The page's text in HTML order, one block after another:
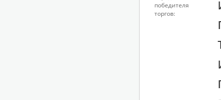
победителя
торгов: